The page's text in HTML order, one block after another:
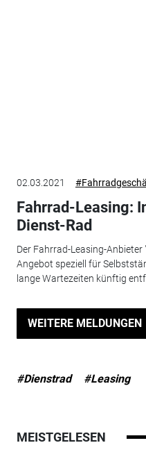
02.03.2021
Fahrrad-Leasing:
Dienst-Rad
Der Fahrrad-Leasing-
Angebot speziell für
lange Wartezeiten künftig
WEITERE MELDUNGEN
#Dienstrad #Leasing
MEISTGELESEN